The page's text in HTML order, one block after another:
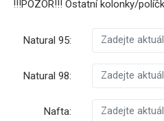
!!!POZOR!!! Ostatní kolonky/
Natural 95:
Natural 98:
Nafta: